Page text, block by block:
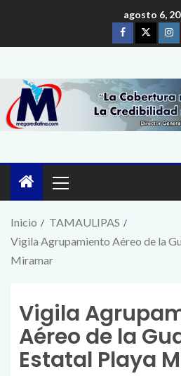
agosto 6,
Inicio
TAMAULIPAS
Vigila Agrupamiento Aéreo de la
Miramar
Vigila
Aéreo de la
Estatal Playa